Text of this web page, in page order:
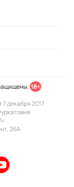
18+
декабря 2017
26А